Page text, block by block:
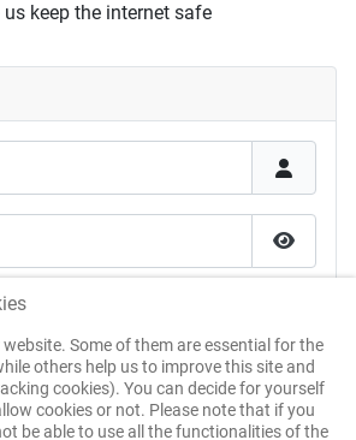
us keep the internet safe
கொள்க
மூலம் உள்நுழைக
website. Some of them are essential for the
others help us to improve this site and
cookies). You can decide for yourself
cookies or not. Please note that if you
be able to use all the functionalities of the